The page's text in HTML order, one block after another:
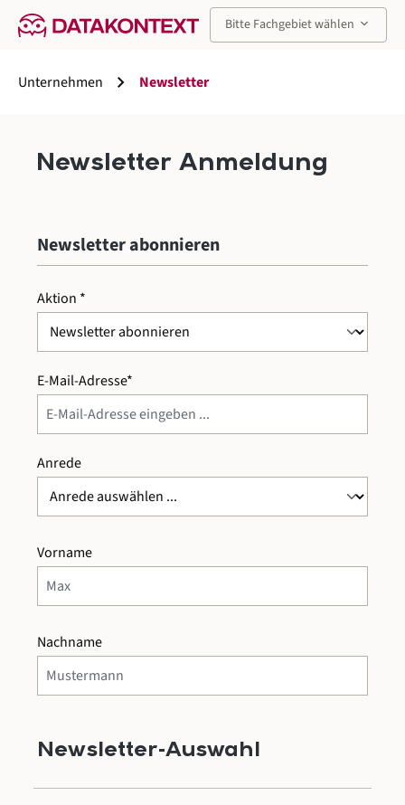
springen Bitte Fachgebiet wählen keyboard_arrow_down
Unternehmen chevron_right Newsletter
Newsletter Anmeldung
Newsletter abonnieren
Aktion *
E-Mail-Adresse*
Anrede
Vorname
Nachname
Newsletter-Auswahl